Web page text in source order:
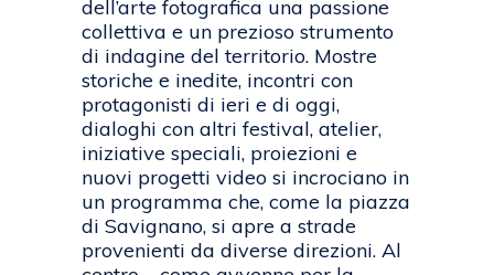
dell’arte fotografica una passione
collettiva e un prezioso strumento
di indagine del territorio. Mostre
storiche e inedite, incontri con
protagonisti di ieri e di oggi,
dialoghi con altri festival, atelier,
iniziative speciali, proiezioni e
nuovi progetti video si incrociano in
un programma che, come la piazza
di Savignano, si apre a strade
provenienti da diverse direzioni. Al